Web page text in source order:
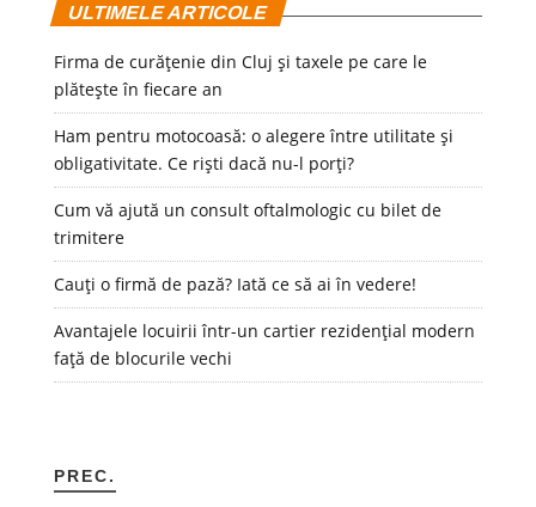
ULTIMELE ARTICOLE
Firma de curățenie din Cluj și taxele pe care le
plătește în fiecare an
Ham pentru motocoasă: o alegere între utilitate și
obligativitate. Ce riști dacă nu-l porți?
Cum vă ajută un consult oftalmologic cu bilet de
trimitere
Cauți o firmă de pază? Iată ce să ai în vedere!
Avantajele locuirii într-un cartier rezidențial modern
față de blocurile vechi
PREC.